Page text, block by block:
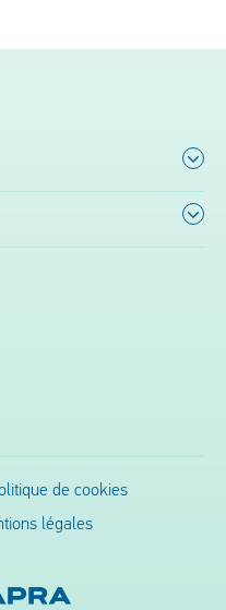
de cookies
légales